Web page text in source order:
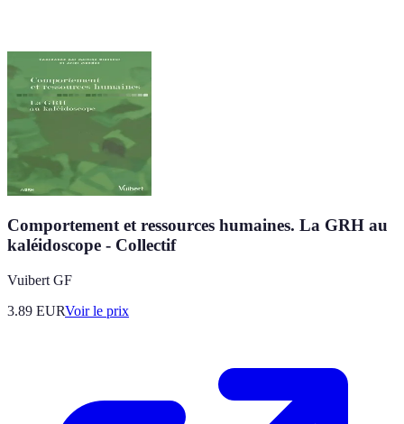
Comportement et ressources humaines. La GRH au
kaléidoscope - Collectif
Vuibert GF
3.89 EURVoir le prix